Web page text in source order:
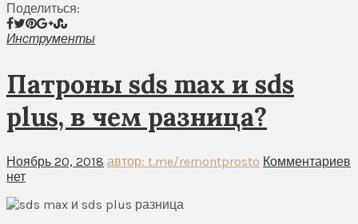
Поделиться:
Инструменты
Патроны sds max и sds
plus, в чем разница?
Ноябрь 20, 2018 автор: t.me/remontprosto Комментариев
нет